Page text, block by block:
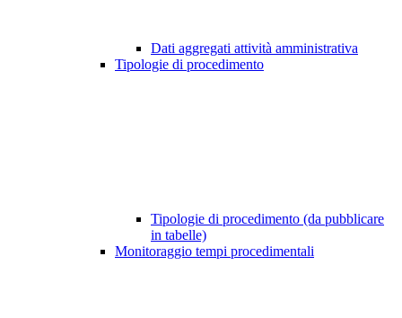
Dati aggregati attività amministrativa
Tipologie di procedimento
Tipologie di procedimento (da pubblicare
in tabelle)
Monitoraggio tempi procedimentali